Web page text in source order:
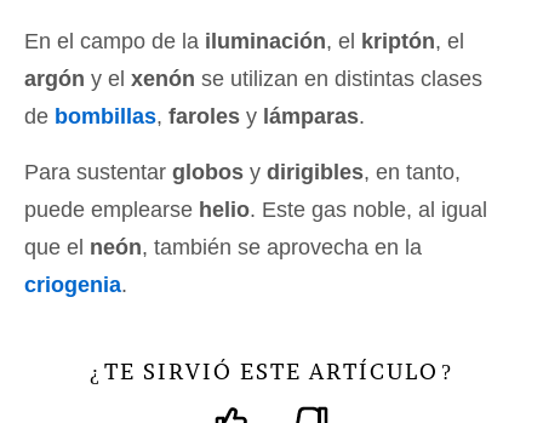
En el campo de la iluminación, el kriptón, el
argón y el xenón se utilizan en distintas clases
de bombillas, faroles y lámparas.
Para sustentar globos y dirigibles, en tanto,
puede emplearse helio. Este gas noble, al igual
que el neón, también se aprovecha en la
criogenia.
¿ TE SIRVIÓ ESTE ARTÍCULO ?